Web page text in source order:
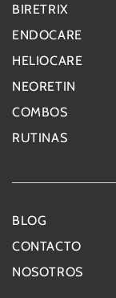
BIRETRIX
ENDOCARE
HELIOCARE
NEORETIN
COMBOS
RUTINAS
BLOG
CONTACTO
NOSOTROS